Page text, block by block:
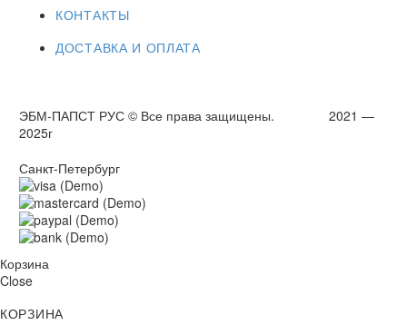
КОНТАКТЫ
ДОСТАВКА И ОПЛАТА
ЭБМ-ПАПСТ РУС © Все права защищены. 2021 —
2025г
Санкт-Петербург
Корзина
Close
КОРЗИНА